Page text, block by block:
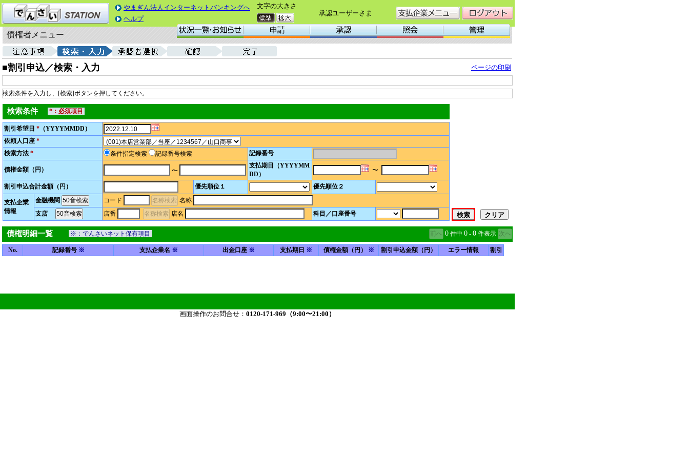
やまぎん法人インターネットバンキングへ
ヘルプ
文字の大きさ
承認ユーザーさま
債権者メニュー
■割引申込／検索・入力 ページの印刷
検索条件を入力し、[検索]ボタンを押してください。
検索条件 *：必須項目
割引希望日 * （YYYYMMDD）
依頼人口座 *
検索方法 * 条件指定検索 記録番号検索 記録番号
債権金額（円） 〜
支払期日
（YYYYMM
DD）
〜
割引申込合計金額（円） 優先順位１ 優先順位２
支払企業
情報
金融機関 コード
名称
支店
店番 店名 科目／口座番号
債権明細一覧 ※：でんさいネット保有項目 0 件中 0 ‐ 0 件表示
No. 記録番号※ 支払企業名 ※ 出金口座 ※ 支払期日 ※ 債権金額（円） ※ 割引申込金額（円） エラー情報 割引
画面操作のお問合せ： 0120-171-969（9:00〜21:00）